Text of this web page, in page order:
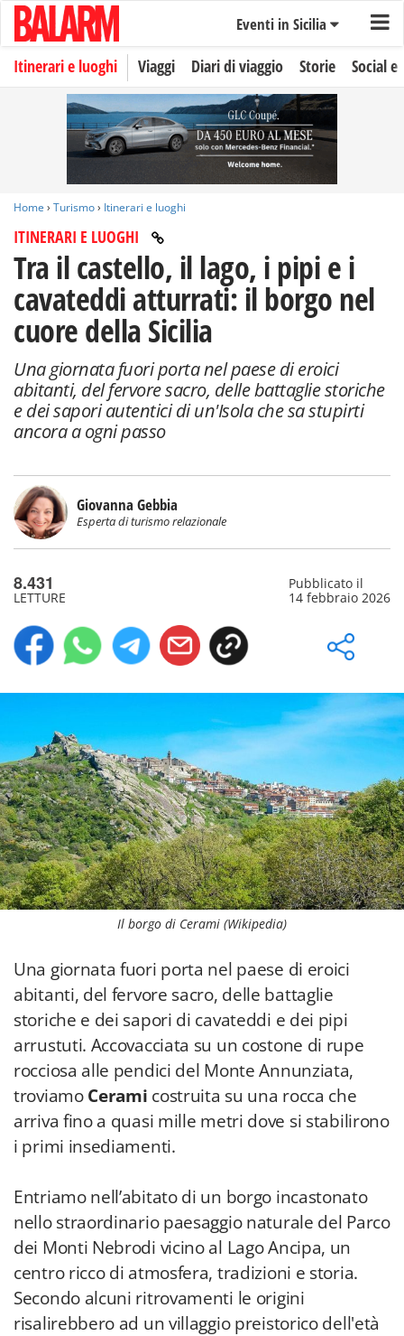
Eventi in Sicilia
Itinerari e luoghi Viaggi Diari di viaggio Storie Social
Home › Turismo› Itinerari e luoghi
ITINERARI E LUOGHI
Tra il castello, il lago, i pipi e i
cavateddi atturrati: il borgo nel
cuore della Sicilia
Una giornata fuori porta nel paese di eroici
abitanti, del fervore sacro, delle battaglie storiche
e dei sapori autentici di un'Isola che sa stupirti
ancora a ogni passo
Giovanna Gebbia
Esperta di turismo relazionale
8.431
LETTURE
Pubblicato il
14 febbraio 2026
Il borgo di Cerami (Wikipedia)
Una giornata fuori porta nel paese di eroici
abitanti, del fervore sacro, delle battaglie
storiche e dei sapori di cavateddi e dei pipi
arrustuti. Accovacciata su un costone di rupe
rocciosa alle pendici del Monte Annunziata,
troviamoCerami costruita su una rocca che
arriva fino a quasi mille metri dove si stabilirono
i primi insediamenti.
Entriamo nell’abitato di un borgo incastonato
nello straordinario paesaggio naturale del Parco
dei Monti Nebrodi vicino al Lago Ancipa, un
centro ricco di atmosfera, tradizioni e storia.
Secondo alcuni ritrovamenti le origini
risalirebbero ad un villaggio preistorico dell'età